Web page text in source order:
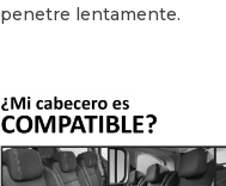
penetre lentamente.